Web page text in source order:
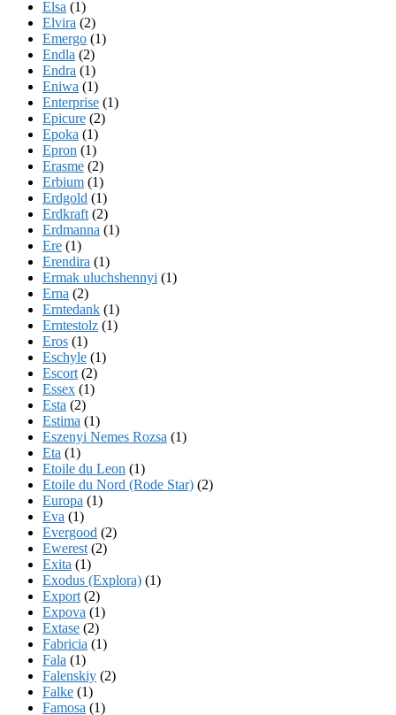
Elsa (1)
Elvira (2)
Emergo (1)
Endla (2)
Endra (1)
Eniwa (1)
Enterprise (1)
Epicure (2)
Epoka (1)
Epron (1)
Erasme (2)
Erbium (1)
Erdgold (1)
Erdkraft (2)
Erdmanna (1)
Ere (1)
Erendira (1)
Ermak uluchshennyi (1)
Erna (2)
Erntedank (1)
Erntestolz (1)
Eros (1)
Eschyle (1)
Escort (2)
Essex (1)
Esta (2)
Estima (1)
Eszenyi Nemes Rozsa (1)
Eta (1)
Etoile du Leon (1)
Etoile du Nord (Rode Star) (2)
Europa (1)
Eva (1)
Evergood (2)
Ewerest (2)
Exita (1)
Exodus (Explora) (1)
Export (2)
Expova (1)
Extase (2)
Fabricia (1)
Fala (1)
Falenskiy (2)
Falke (1)
Famosa (1)